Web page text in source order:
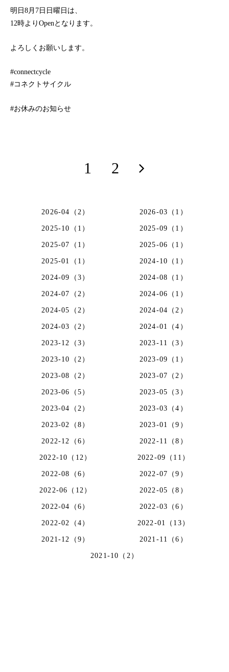
明日8月7日日曜日は、
12時よりOpenとなります。
よろしくお願いします。
#connectcycle
#コネクトサイクル
#お休みのお知らせ
1 2
2026-04（2） 2026-03（1）
2025-10（1） 2025-09（1）
2025-07（1） 2025-06（1）
2025-01（1） 2024-10（1）
2024-09（3） 2024-08（1）
2024-07（2） 2024-06（1）
2024-05（2） 2024-04（2）
2024-03（2） 2024-01（4）
2023-12（3） 2023-11（3）
2023-10（2） 2023-09（1）
2023-08（2） 2023-07（2）
2023-06（5） 2023-05（3）
2023-04（2） 2023-03（4）
2023-02（8） 2023-01（9）
2022-12（6） 2022-11（8）
2022-10（12） 2022-09（11）
2022-08（6） 2022-07（9）
2022-06（12） 2022-05（8）
2022-04（6） 2022-03（6）
2022-02（4） 2022-01（13）
2021-12（9） 2021-11（6）
2021-10（2）